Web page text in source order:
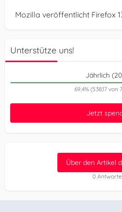
Mozilla veröffentlicht Firefox
Unterstütze uns!
Jährlich
69,4% (538,17 von
Jetzt
Über den Artikel
0